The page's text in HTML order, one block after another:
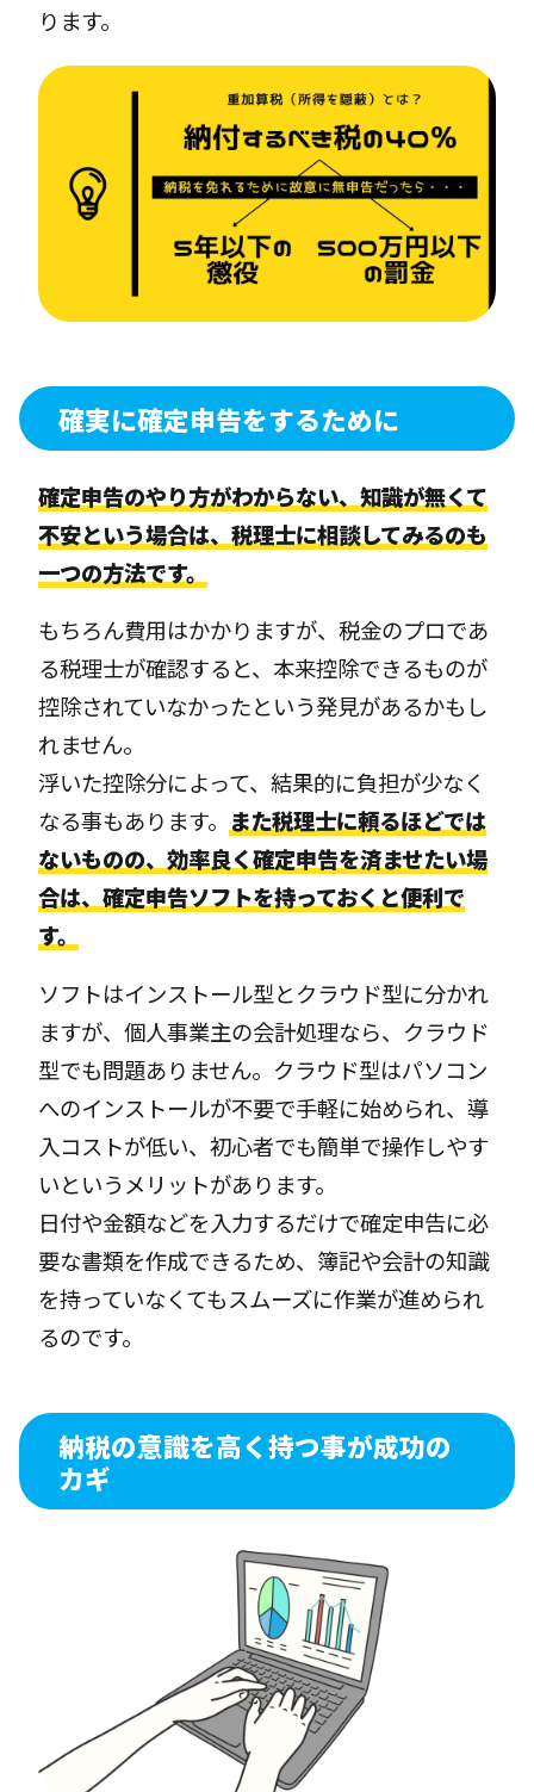
ります。
確実に確定申告をするために
確定申告のやり方がわからない、知識が無くて
不安という場合は、税理士に相談してみるのも
一つの方法です。
もちろん費用はかかりますが、税金のプロであ
る税理士が確認すると、本来控除できるものが
控除されていなかったという発見があるかもし
れません。
浮いた控除分によって、結果的に負担が少なく
なる事もあります。 また税理士に頼るほどでは
ないものの、効率良く確定申告を済ませたい場
合は、確定申告ソフトを持っておくと便利で
す。
ソフトはインストール型とクラウド型に分かれ
ますが、個人事業主の会計処理なら、クラウド
型でも問題ありません。クラウド型はパソコン
へのインストールが不要で手軽に始められ、導
入コストが低い、初心者でも簡単で操作しやす
いというメリットがあります。
日付や金額などを入力するだけで確定申告に必
要な書類を作成できるため、簿記や会計の知識
を持っていなくてもスムーズに作業が進められ
るのです。
納税の意識を高く持つ事が成功の
カギ